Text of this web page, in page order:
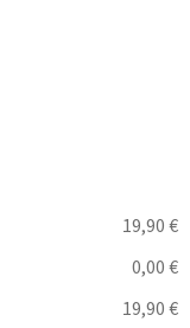
19,90 €
0,00 €
19,90 €